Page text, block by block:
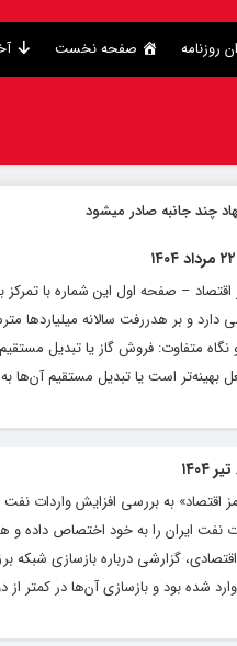
روزنامه صفحه نخست
چند جانبه صادر میشود
۱۴۰۴ روزنامه رمز اقتصاد – صفحه اول این
و بر هدررفت سالانه میلیاردها
نگاه متفاوت: فروش گاز یا تبدیل
است یا تبدیل مستقیم آن‌ها
اقتصاد» به بررسی افزایش واردات
از صادرات نفت ایران را به خود
گزارشی درباره بازسازی
شده بود و بازسازی آن‌ها در کمتر